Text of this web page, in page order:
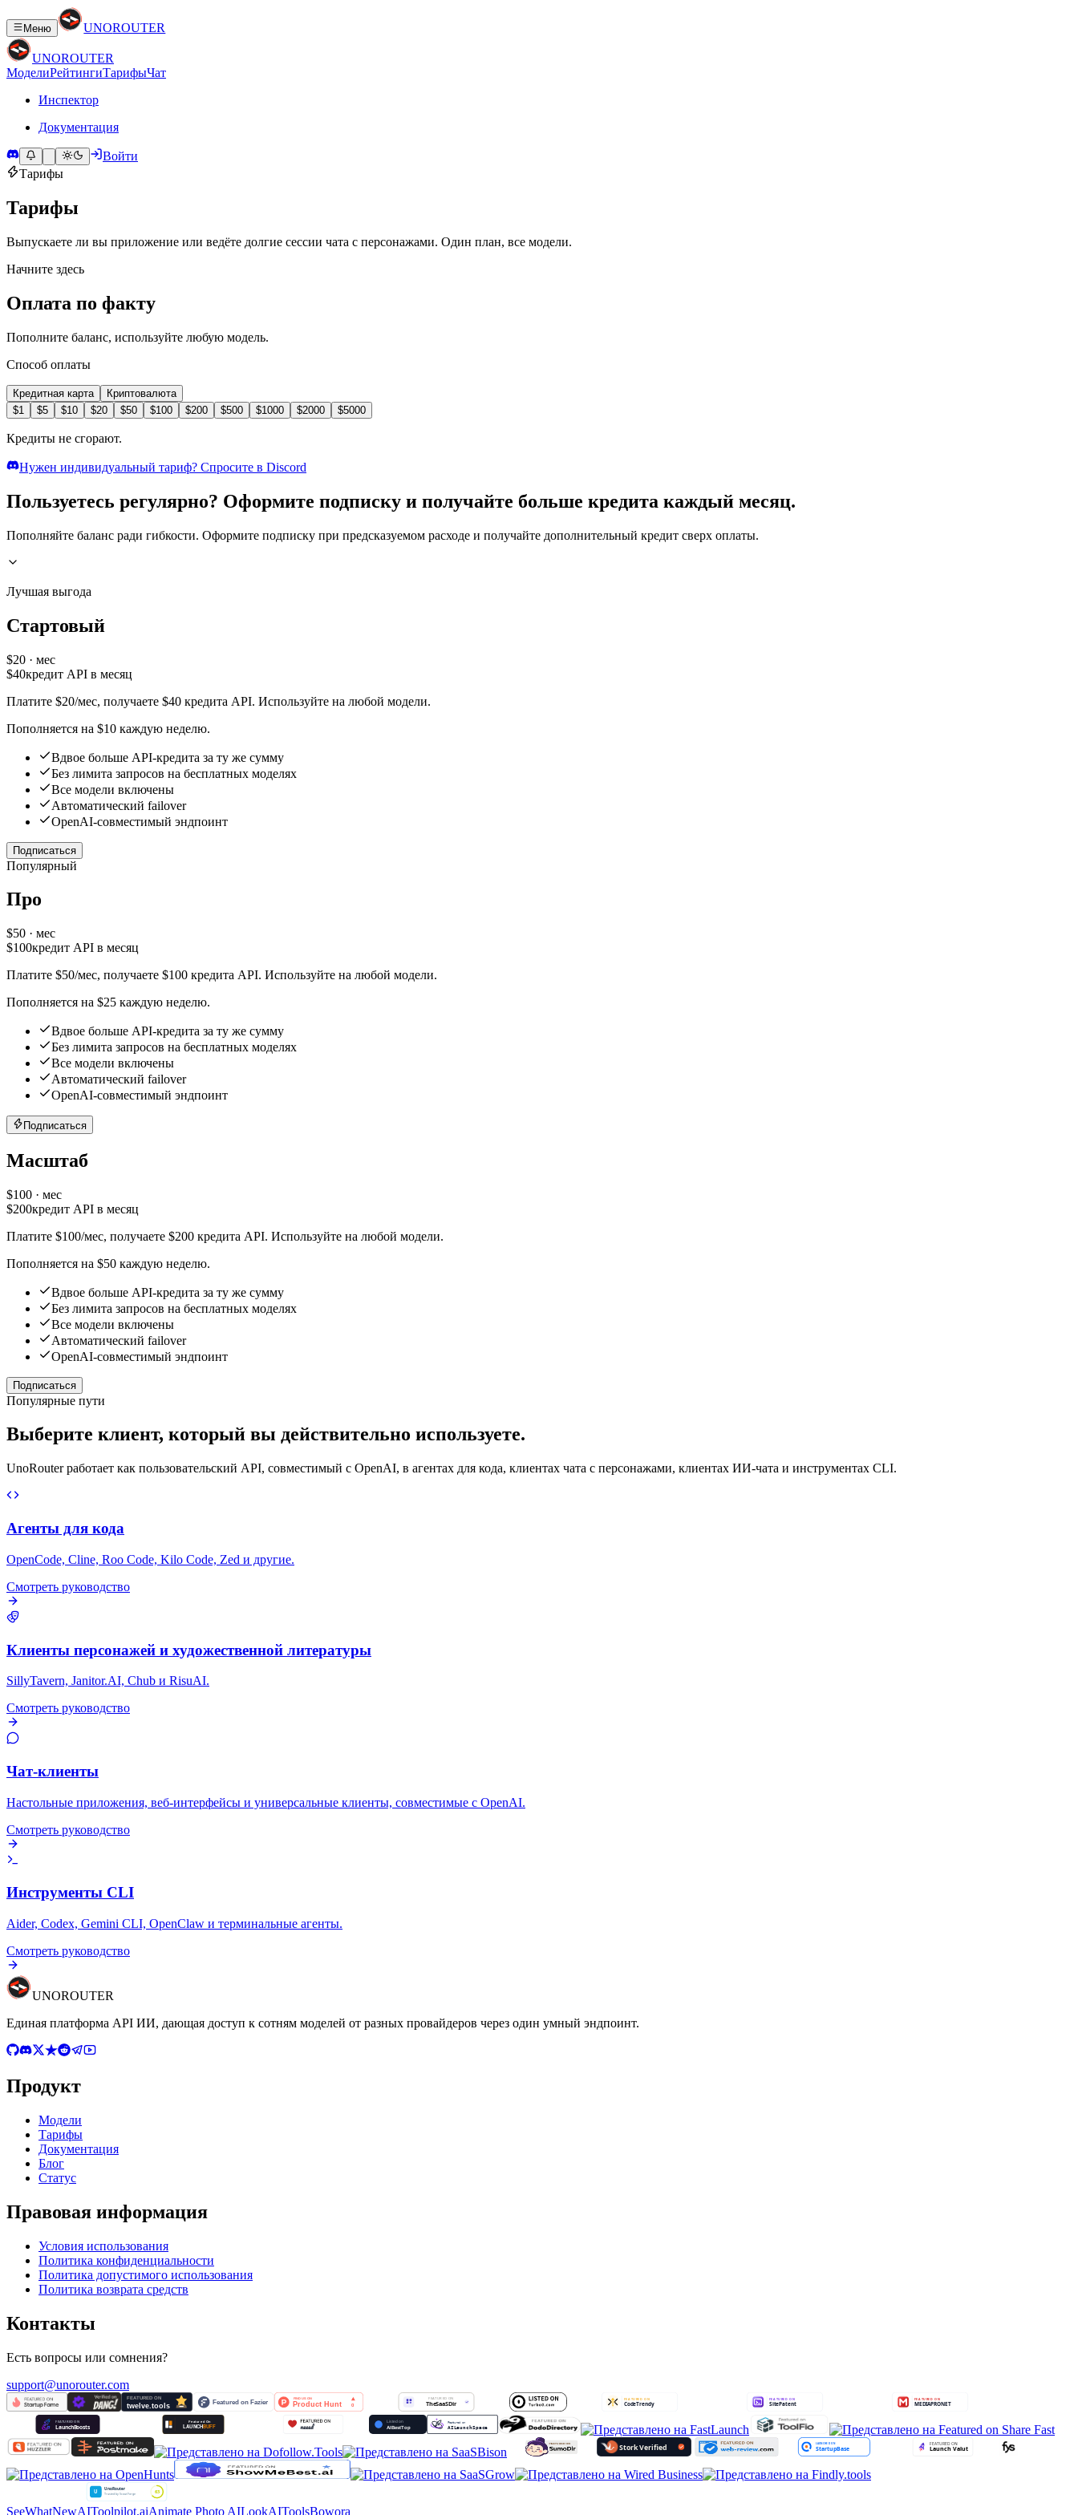
Меню UNOROUTER
UNOROUTER
МоделиРейтингиТарифыЧат
Инспектор
Документация
Войти
Тарифы
Тарифы
Выпускаете ли вы приложение или ведёте долгие сессии чата с персонажами. Один план, все модели.
Начните здесь
Оплата по факту
Пополните баланс, используйте любую модель.
Способ оплаты
Кредитная карта
Криптовалюта
$1 $5 $10 $20 $50 $100 $200 $500 $1000 $2000 $5000
Кредиты не сгорают.
Нужен индивидуальный тариф? Спросите в Discord
Пользуетесь регулярно? Оформите подписку и получайте больше кредита каждый месяц.
Пополняйте баланс ради гибкости. Оформите подписку при предсказуемом расходе и получайте дополнительный кредит сверх оплаты.
Лучшая выгода
Стартовый
$20 · мес
$40кредит API в месяц
Платите $20/мес, получаете $40 кредита API. Используйте на любой модели.
Пополняется на $10 каждую неделю.
Вдвое больше API-кредита за ту же сумму
Без лимита запросов на бесплатных моделях
Все модели включены
Автоматический failover
OpenAI-совместимый эндпоинт
Подписаться
Популярный
Про
$50 · мес
$100кредит API в месяц
Платите $50/мес, получаете $100 кредита API. Используйте на любой модели.
Пополняется на $25 каждую неделю.
Вдвое больше API-кредита за ту же сумму
Без лимита запросов на бесплатных моделях
Все модели включены
Автоматический failover
OpenAI-совместимый эндпоинт
Подписаться
Масштаб
$100 · мес
$200кредит API в месяц
Платите $100/мес, получаете $200 кредита API. Используйте на любой модели.
Пополняется на $50 каждую неделю.
Вдвое больше API-кредита за ту же сумму
Без лимита запросов на бесплатных моделях
Все модели включены
Автоматический failover
OpenAI-совместимый эндпоинт
Подписаться
Популярные пути
Выберите клиент, который вы действительно используете.
UnoRouter работает как пользовательский API, совместимый с OpenAI, в агентах для кода, клиентах чата с персонажами, клиентах ИИ-чата и инструментах CLI.
Агенты для кода
OpenCode, Cline, Roo Code, Kilo Code, Zed и другие.
Смотреть руководство
Клиенты персонажей и художественной литературы
SillyTavern, Janitor.AI, Chub и RisuAI.
Смотреть руководство
Чат-клиенты
Настольные приложения, веб-интерфейсы и универсальные клиенты, совместимые с OpenAI.
Смотреть руководство
Инструменты CLI
Aider, Codex, Gemini CLI, OpenClaw и терминальные агенты.
Смотреть руководство
UNOROUTER
Единая платформа API ИИ, дающая доступ к сотням моделей от разных провайдеров через один умный эндпоинт.
Продукт
Модели
Тарифы
Документация
Блог
Статус
Правовая информация
Условия использования
Политика конфиденциальности
Политика допустимого использования
Политика возврата средств
Контакты
Есть вопросы или сомнения?
support@unorouter.com
SeeWhatNewAIToolpilot.aiAnimate Photo AILookAIToolsBowora